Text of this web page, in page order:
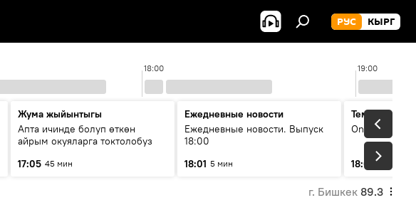
РУС КЫРГ
18:00 19:00
Жума жыйынтыгы
Апта ичинде болуп өткөн
айрым окуяларга токтолобуз
17:05 45 мин
Ежедневные новости
Ежедневные новости. Выпуск
18:00
18:01 5 мин
Тема дня
On air
18:07
г. Бишкек 89.3